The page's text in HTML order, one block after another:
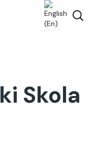
Skola